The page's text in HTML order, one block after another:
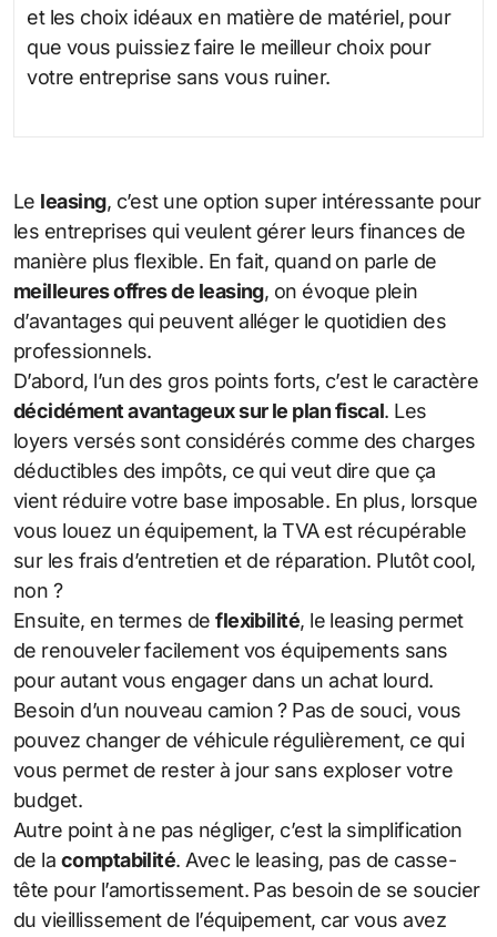
et les choix idéaux en matière de matériel, pour
que vous puissiez faire le meilleur choix pour
votre entreprise sans vous ruiner.
Le leasing, c’est une option super intéressante pour
les entreprises qui veulent gérer leurs finances de
manière plus flexible. En fait, quand on parle de
meilleures offres de leasing, on évoque plein
d’avantages qui peuvent alléger le quotidien des
professionnels.
D’abord, l’un des gros points forts, c’est le caractère
décidément avantageux sur le plan fiscal. Les
loyers versés sont considérés comme des charges
déductibles des impôts, ce qui veut dire que ça
vient réduire votre base imposable. En plus, lorsque
vous louez un équipement, la TVA est récupérable
sur les frais d’entretien et de réparation. Plutôt cool,
non ?
Ensuite, en termes deflexibilité, le leasing permet
de renouveler facilement vos équipements sans
pour autant vous engager dans un achat lourd.
Besoin d’un nouveau camion ? Pas de souci, vous
pouvez changer de véhicule régulièrement, ce qui
vous permet de rester à jour sans exploser votre
budget.
Autre point à ne pas négliger, c’est la simplification
de la comptabilité. Avec le leasing, pas de casse-
tête pour l’amortissement. Pas besoin de se soucier
du vieillissement de l’équipement, car vous avez